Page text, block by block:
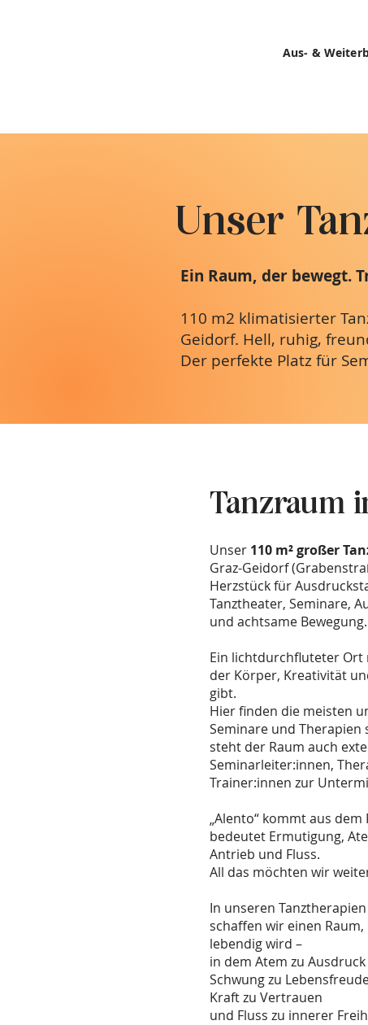
Aus- &
Unser
Ein Raum, der bewegt.
110 m2 klimatisierter
Geidorf. Hell, ruhig,
Der perfekte Platz für
Tanzraum
Unser 110 m² großer
Graz-Geidorf
Herzstück für
Tanztheater, Seminare,
und achtsame Bewegung.
Ein lichtdurchfluteter Ort
der Körper, Kreativität
gibt.
Hier finden die meisten
Seminare und Therapien
steht der Raum auch
Seminarleiter:innen,
Trainer:innen zur
„Alento“ kommt aus
bedeutet Ermutigung,
Antrieb und Fluss.
All das möchten wir
In unseren
schaffen wir einen
lebendig wird –
in dem Atem zu
Schwung zu
Kraft zu Vertrauen
und Fluss zu innerer